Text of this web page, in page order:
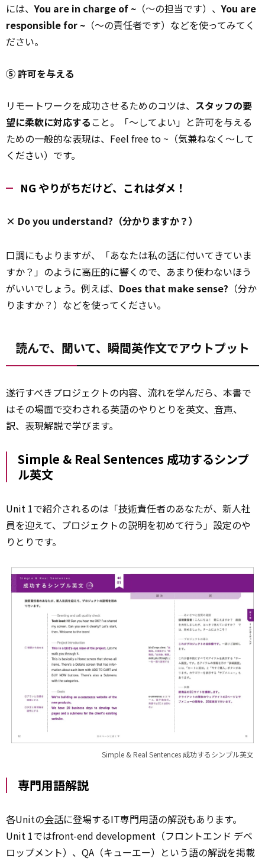
には、You are in charge of ~ （～の担当です）、You are
responsible for ~ （～の責任者です）などを使ってみてく
ださい。
⑤ 許可を与える
リモートワークを成功させるためのコツは、 スタッフの要
望に柔軟に対応すること。「～してよい」と許可を与える
ための一般的な表現は、Feel free to ~（気兼ねなく～して
ください）です。
NG やりがちだけど、これはダメ！
× Do you understand?（分かりますか？）
口調にもよりますが、「あなたは私の話に付いてきていま
すか？」のように高圧的に響くので、あまり使わないほう
がいいでしょう。例えば、 Does that make sense? （分か
りますか？）などを使ってください。
読んで、聞いて、瞬間英作文でアウトプット
遂行すべきプロジェクトの内容、流れを学んだら、本書で
はその場面で交わされる英語のやりとりを英文、 音声、
訳、表現解説で学びます。
Simple & Real Sentences 成功するシンプ
ル英文
Unit 1で紹介されるのは「技術責任者のあなたが、新人社
員を迎えて、プロジェクトの説明を初めて行う」設定のや
りとりです。
Simple & Real Sentences 成功するシンプル英文
専門用語解説
各Unitの会話に登場するIT専門用語の解説もあります。
Unit 1ではfront-end development（フロントエンド デベ
ロップメント）、QA（キューエー）という語の解説を掲載